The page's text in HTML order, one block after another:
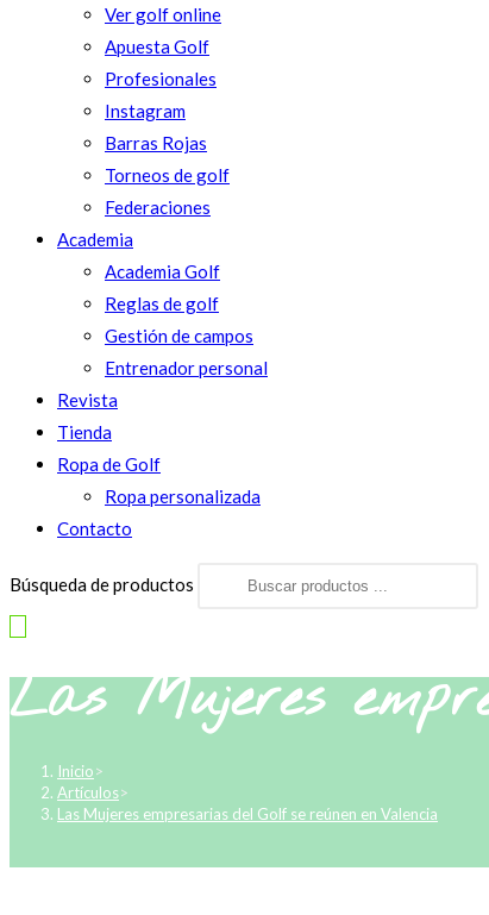
Ver golf online
Apuesta Golf
Profesionales
Instagram
Barras Rojas
Torneos de golf
Federaciones
Academia
Academia Golf
Reglas de golf
Gestión de campos
Entrenador personal
Revista
Tienda
Ropa de Golf
Ropa personalizada
Contacto
Búsqueda de productos
Las Mujeres
Inicio>
Artículos>
Las Mujeres empresarias del Golf se reúnen en Valencia